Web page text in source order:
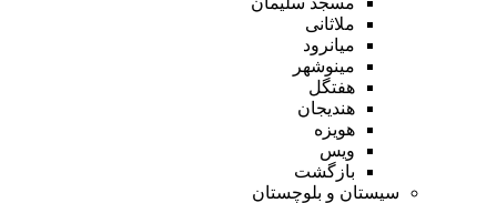
ملاثانی
میانرود
مینوشهر
هفتگل
هندیجان
هویزه
ویس
بازگشت
سیستان و بلوچستان